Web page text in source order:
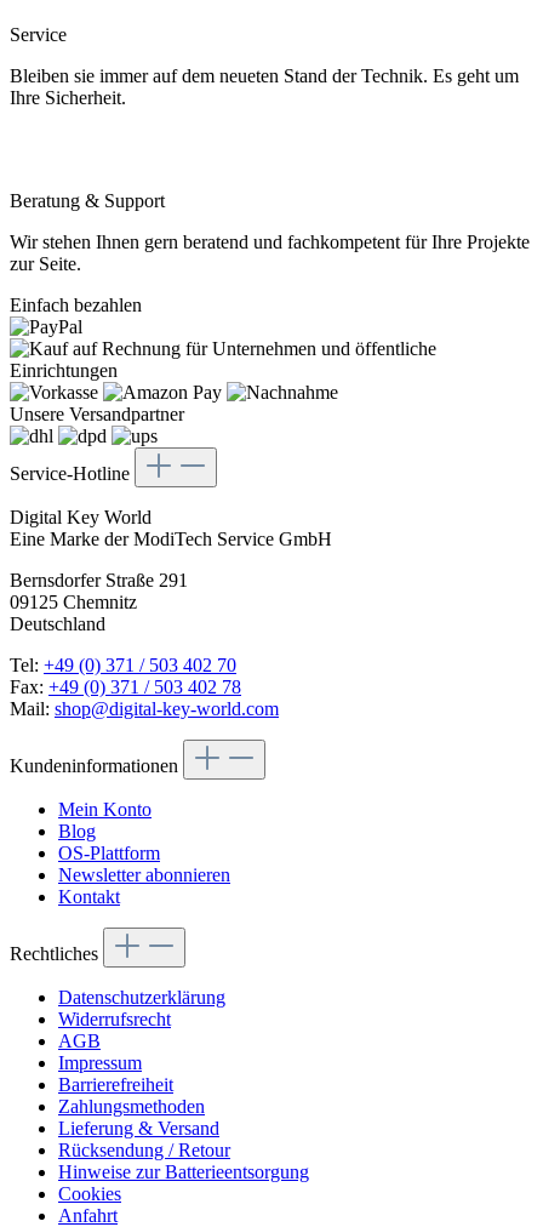
Service
Bleiben sie immer auf dem neueten Stand der Technik. Es geht um
Ihre Sicherheit.
Beratung & Support
Wir stehen Ihnen gern beratend und fachkompetent für Ihre Projekte
zur Seite.
Einfach bezahlen
Unsere Versandpartner
Service-Hotline
Digital Key World
Eine Marke der ModiTech Service GmbH
Bernsdorfer Straße 291
09125 Chemnitz
Deutschland
Tel: +49 (0) 371 / 503 402 70
Fax: +49 (0) 371 / 503 402 78
Mail: shop@digital-key-world.com
Kundeninformationen
Mein Konto
Blog
OS-Plattform
Newsletter abonnieren
Kontakt
Rechtliches
Datenschutzerklärung
Widerrufsrecht
AGB
Impressum
Barrierefreiheit
Zahlungsmethoden
Lieferung & Versand
Rücksendung / Retour
Hinweise zur Batterieentsorgung
Cookies
Anfahrt